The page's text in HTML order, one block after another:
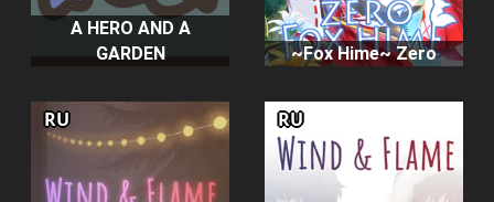
A HERO AND A
GARDEN
~Fox Hime~ Zero
RU RU